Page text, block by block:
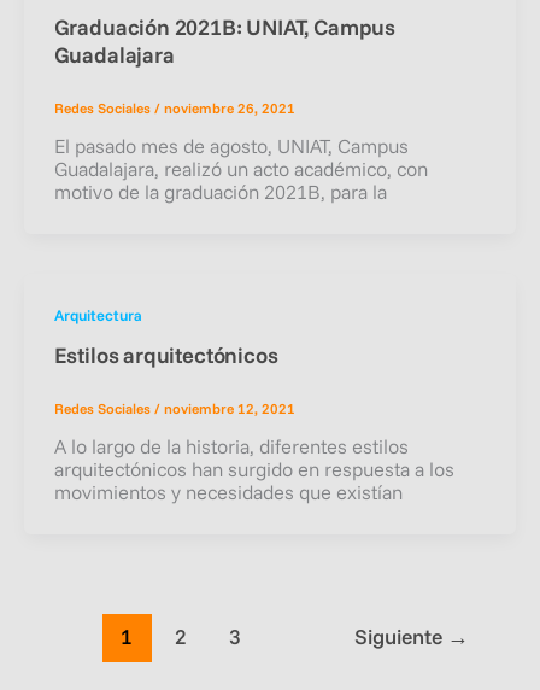
Graduación 2021B: UNIAT, Campus
Guadalajara
Redes Sociales / noviembre 26, 2021
El pasado mes de agosto, UNIAT, Campus
Guadalajara, realizó un acto académico, con
motivo de la graduación 2021B, para la
Arquitectura
Estilos arquitectónicos
Redes Sociales / noviembre 12, 2021
A lo largo de la historia, diferentes estilos
arquitectónicos han surgido en respuesta a los
movimientos y necesidades que existían
1 2 3 Siguiente →